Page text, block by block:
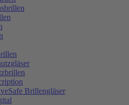
Brillengläser